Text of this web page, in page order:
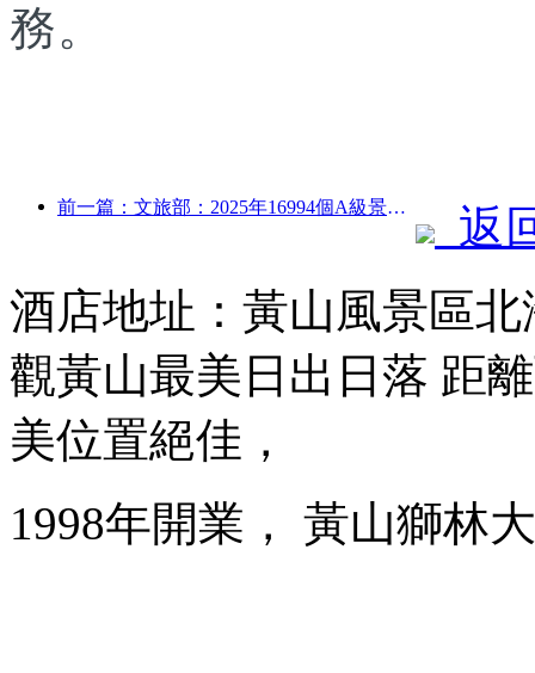
務。
前一篇：文旅部：2025年16994個A級景區接待游客75.1億人次，旅游收入5544.9億
返
酒店地址：黃山風景區
觀黃山最美日出日落 距
美位置絕佳，
1998年開業， 黃山獅